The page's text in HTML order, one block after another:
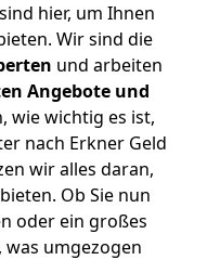
hier, um Ihnen
Wir sind die
und arbeiten
Angebote und
wie wichtig es ist,
nach Erkner Geld
wir alles daran,
Ob Sie nun
oder ein großes
umgezogen